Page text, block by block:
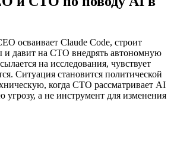
осваивает Claude Code, строит
давит на CTO внедрять автономную
на исследования, чувствует
Ситуация становится политической
когда CTO рассматривает AI
угрозу, а не инструмент для изменения